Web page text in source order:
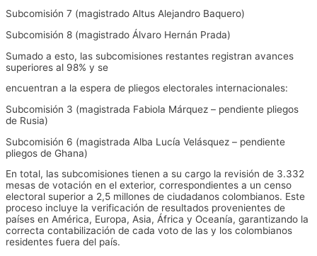
Subcomisión 7 (magistrado Altus Alejandro Baquero)
Subcomisión 8 (magistrado Álvaro Hernán Prada)
Sumado a esto, las subcomisiones restantes registran avances
superiores al 98% y se
encuentran a la espera de pliegos electorales internacionales:
Subcomisión 3 (magistrada Fabiola Márquez – pendiente pliegos
de Rusia)
Subcomisión 6 (magistrada Alba Lucía Velásquez – pendiente
pliegos de Ghana)
En total, las subcomisiones tienen a su cargo la revisión de 3.332
mesas de votación en el exterior, correspondientes a un censo
electoral superior a 2,5 millones de ciudadanos colombianos. Este
proceso incluye la verificación de resultados provenientes de
países en América, Europa, Asia, África y Oceanía, garantizando la
correcta contabilización de cada voto de las y los colombianos
residentes fuera del país.